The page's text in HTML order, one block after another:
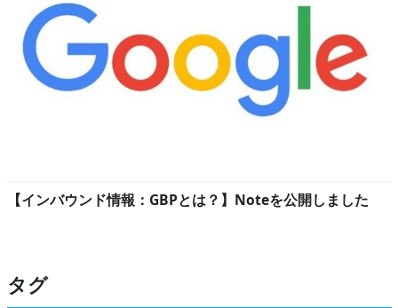
【インバウンド情報：GBPとは？】Noteを公開しました
タグ